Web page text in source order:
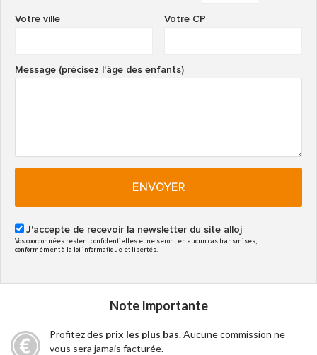
Votre CP
Votre ville
Message (précisez l'âge des enfants)
ENVOYER
J'accepte de recevoir la newsletter du site alloj
Vos coordonnées restent confidentielles et ne seront en aucun cas transmises,
conformément à la loi informatique et libertés.
Note Importante
Profitez des prix les plus bas. Aucune commission ne
vous sera jamais facturée.